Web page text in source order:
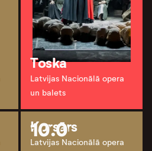
Toska
Latvijas Nacionālā opera
un balets
10.0
Korsārs
Latvijas Nacionālā opera